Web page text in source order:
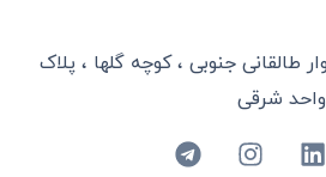
طالقانی جنوبی ، کوچه گلها ، پلاک